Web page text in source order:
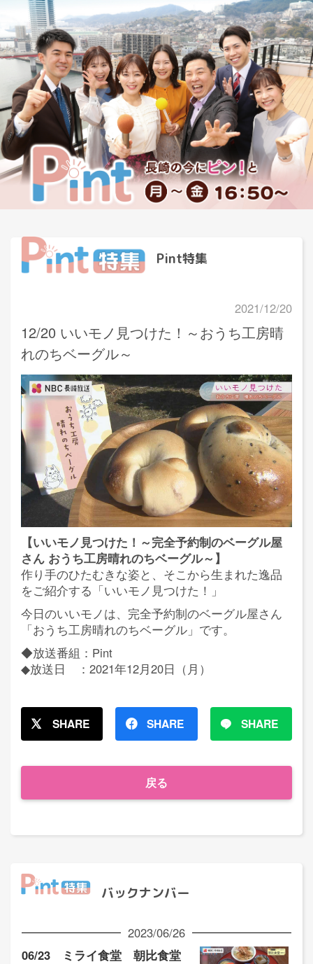
Pint特集
2021/12/20
12/20 いいモノ見つけた！～おうち工房晴
れのちベーグル～
【いいモノ見つけた！～完全予約制のベーグル屋
さん おうち工房晴れのちベーグル～】
作り手のひたむきな姿と、そこから生まれた逸品
をご紹介する「いいモノ見つけた！」
今日のいいモノは、完全予約制のベーグル屋さん
「おうち工房晴れのちベーグル」です。
◆放送番組：Pint
◆放送日 ：2021年12月20日（月）
SHARE SHARE SHARE
戻る
バックナンバー
2023/06/26
06/23 ミライ食堂 朝比食堂